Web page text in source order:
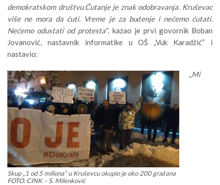
demokratskom društvu.Ćutanje je znak odobravanja. Kruševac
više ne mora da ćuti. Vreme je za buđenje i nećemo ćutati.
Nećemo odustati od protesta“, kazao je prvi govornik Boban
Jovanović, nastavnik informatike u OŠ „Vuk Karadžić“ i
nastavio:
Skup „1 od 5 miliona“ u Kruševcu okupio je oko 200 građana
FOTO: CINK – S. Milenković
„Mi